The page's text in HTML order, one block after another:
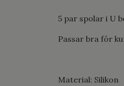
5 par spolar i U
Passar bra för
Material: Silikon